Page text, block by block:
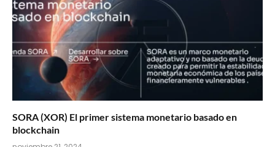
SORA (XOR) El primer sistema monetario basado en
blockchain